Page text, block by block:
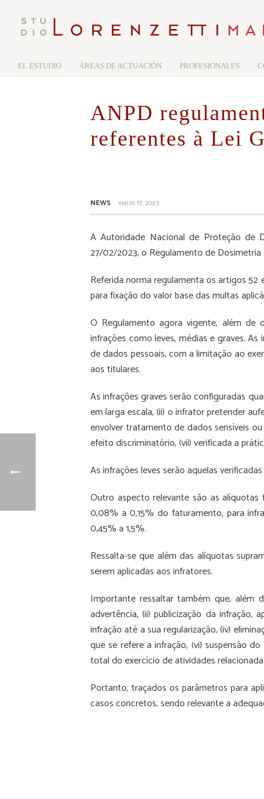
EL ESTUDIO ÁREAS DE ACTUACIÓN PROFESIONALES
ANPD
referentes à Lei
NEWS marzo 17, 2023
A Autoridade Nacional de Proteção de
27/02/2023, o Regulamento de Dosimetria
Referida norma regulamenta os artigos 52
para fixação do valor base das multas
O Regulamento agora vigente, além de
infrações como leves, médias e graves.
de dados pessoais, com a limitação ao
aos titulares.
As infrações graves serão configuradas
em larga escala, (ii) o infrator pretender
envolver tratamento de dados sensíveis
efeito discriminatório, (vii) verificada a
As infrações leves serão aquelas
Outro aspecto relevante são as alíquotas
0,08% a 0,15% do faturamento, para
0,45% a 1,5%.
Ressalta-se que além das alíquotas
serem aplicadas aos infratores.
Importante ressaltar também que, além
advertência, (ii) publicização da infração,
infração até a sua regularização, (iv)
que se refere a infração, (vi) suspensão
total do exercício de atividades
Portanto, traçados os parâmetros para
casos concretos, sendo relevante a